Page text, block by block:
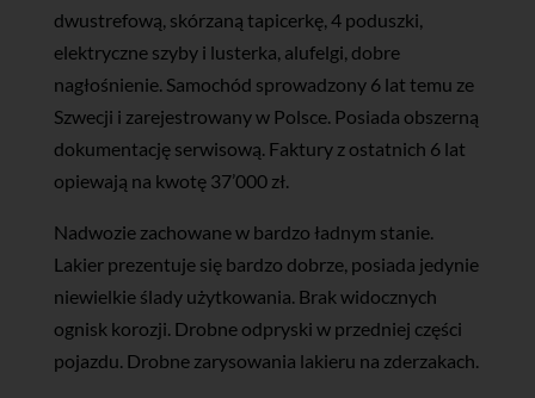
dwustrefową, skórzaną tapicerkę, 4 poduszki,
elektryczne szyby i lusterka, alufelgi, dobre
nagłośnienie. Samochód sprowadzony 6 lat temu ze
Szwecji i zarejestrowany w Polsce. Posiada obszerną
dokumentację serwisową. Faktury z ostatnich 6 lat
opiewają na kwotę 37’000 zł.
Nadwozie zachowane w bardzo ładnym stanie.
Lakier prezentuje się bardzo dobrze, posiada jedynie
niewielkie ślady użytkowania. Brak widocznych
ognisk korozji. Drobne odpryski w przedniej części
pojazdu. Drobne zarysowania lakieru na zderzakach.